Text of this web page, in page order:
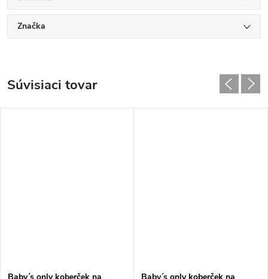
Značka
Súvisiaci tovar